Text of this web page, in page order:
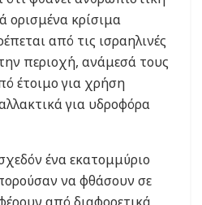
ορισμένα κρίσιμα
από τις ισραηλινές
περιοχή, ανάμεσά τους
έτοιμο για χρήση
για υδροφόρα
ένα εκατομμύριο
να φθάσουν σε